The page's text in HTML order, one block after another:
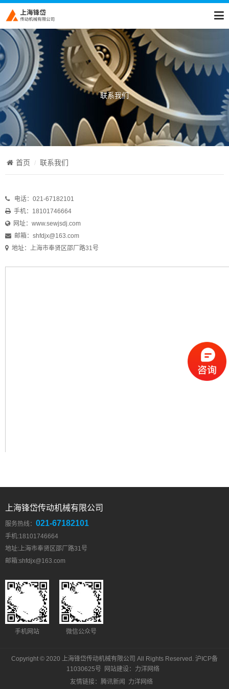
联系我们
首页 联系我们
电话：021-67182101
手机：18101746664
网址： www.sewjsdj.com
邮箱： shfdjx@163.com
地址：上海市奉贤区邵厂路31号
上海锋岱传动机械有限公司
服务热线： 021-67182101
手机:18101746664
地址:上海市奉贤区邵厂路31号
邮箱:shfdjx@163.com
手机网站 微信公众号
Copyright © 2020 上海锋岱传动机械有限公司 All Rights Reserved. 沪ICP备
11030625号
网站建设： 力洋网络
友情链接： 腾讯新闻 力洋网络